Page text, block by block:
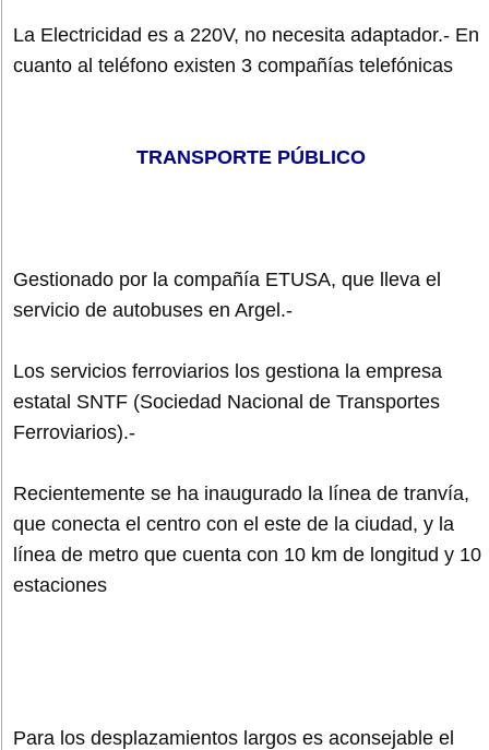
La Electricidad es a 220V, no necesita adaptador.- En
cuanto al teléfono existen 3 compañías telefónicas
TRANSPORTE PÚBLICO
Gestionado por la compañía ETUSA, que lleva el
servicio de autobuses en Argel.-
Los servicios ferroviarios los gestiona la empresa
estatal SNTF (Sociedad Nacional de Transportes
Ferroviarios).-
Recientemente se ha inaugurado la línea de tranvía,
que conecta el centro con el este de la ciudad, y la
línea de metro que cuenta con 10 km de longitud y 10
estaciones
Para los desplazamientos largos es aconsejable el